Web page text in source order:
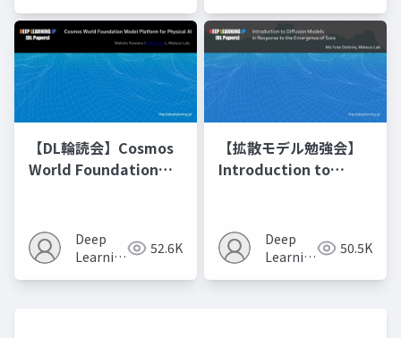
【DL輪読会】Cosmos
World Foundation
Deep
Learning
52.6K
【拡散モデル勉強会】
Introduction to
Deep
Learning
50.5K